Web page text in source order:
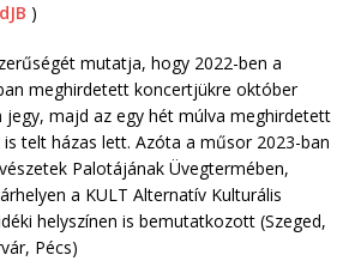
)
mutatja, hogy 2022-ben a
meghirdetett koncertjükre október
jegy, majd az egy hét múlva meghirdetett
telt házas lett. Azóta a műsor 2023-ban
Palotájának Üvegtermében,
a KULT Alternatív Kulturális
helyszínen is bemutatkozott (Szeged,
Pécs)